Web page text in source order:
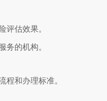
评估效果。
务的机构。
程和办理标准。